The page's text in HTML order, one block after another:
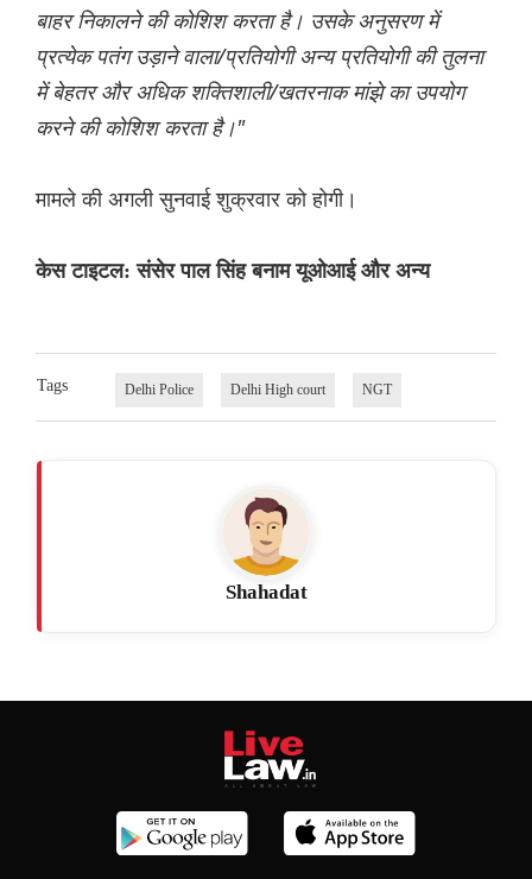
बाहर निकालने की कोशिश करता है। उसके अनुसरण में
प्रत्येक पतंग उड़ाने वाला/प्रतियोगी अन्य प्रतियोगी की तुलना
में बेहतर और अधिक शक्तिशाली/खतरनाक मांझे का उपयोग
करने की कोशिश करता है।"
मामले की अगली सुनवाई शुक्रवार को होगी।
केस टाइटल: संसेर पाल सिंह बनाम यूओआई और अन्य
Tags Delhi Police Delhi High court NGT
Shahadat